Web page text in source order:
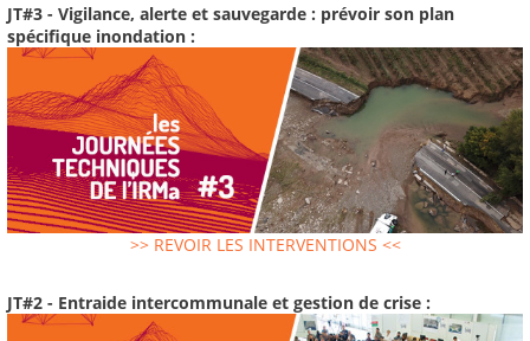
JT#3 - Vigilance, alerte et sauvegarde : prévoir son plan
spécifique inondation :
>> REVOIR LES INTERVENTIONS <<
JT#2 - Entraide intercommunale et gestion de crise :